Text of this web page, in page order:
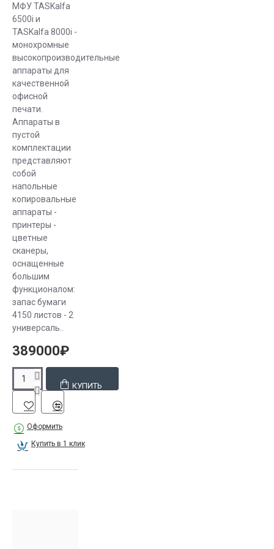
которые
могут
нарушить
работу
оборудования.
Не
допускайте
просыпания
содержимого
тонера
внутрь
Если же
это всё-
таки
случилось,
воспользуйтесь
кисточкой
или
пылесосом
для
устранения
загрязнения.
Предотвращение
попадания
пыли на
барабан
принтера
качественная
бумага и
МФУ TASKalfa
6500i и
TASKalfa 8000i -
монохромные
высокопроизводительные
аппараты для
качественной
офисной
печати.
Аппараты в
пустой
комплектации
представляют
собой
напольные
копировальные
аппараты -
принтеры -
цветные
сканеры,
оснащенные
большим
функционалом:
запас бумаги
4150 листов - 2
универсаль..
389000₽
КУПИТЬ
Оформить
Купить в 1 клик